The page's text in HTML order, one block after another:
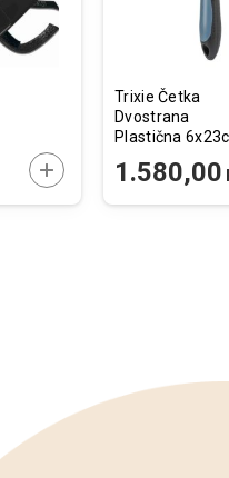
DODAJTE U KORPU
Trixie Četka
Dvostrana
Plastična
1.580,00